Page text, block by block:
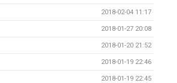
2018-02-04 11:17
2018-01-27 20:08
2018-01-20 21:52
2018-01-19 22:46
2018-01-19 22:45